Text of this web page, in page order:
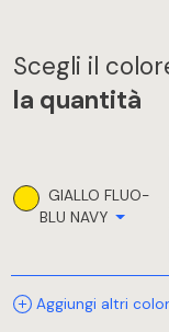
Scegli il
la quantità
GIALLO FLUO-
BLU NAVY
Aggiungi altri